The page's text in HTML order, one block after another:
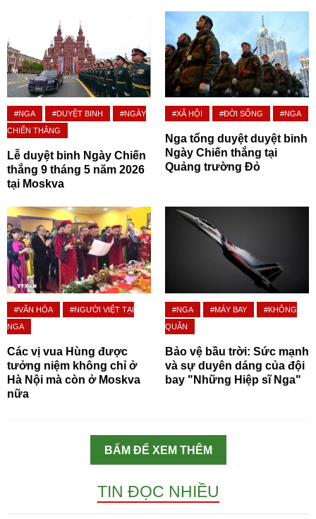
#NGA #DUYỆT BINH
#NGÀY
CHIẾN THẮNG
Lễ duyệt binh Ngày Chiến
thắng 9 tháng 5 năm 2026
tại Moskva
#XÃ HỘI #ĐỜI SỐNG #NGA
Nga tổng duyệt duyệt binh
Ngày Chiến thắng tại
Quảng trường Đỏ
#VĂN HÓA
#NGƯỜI VIỆT TẠI
NGA
Các vị vua Hùng được
tưởng niệm không chỉ ở
Hà Nội mà còn ở Moskva
nữa
#NGA #MÁY BAY
#KHÔNG
QUÂN
Bảo vệ bầu trời: Sức mạnh
và sự duyên dáng của đội
bay "Những Hiệp sĩ Nga"
BẤM ĐỂ XEM THÊM
TIN ĐỌC NHIỀU